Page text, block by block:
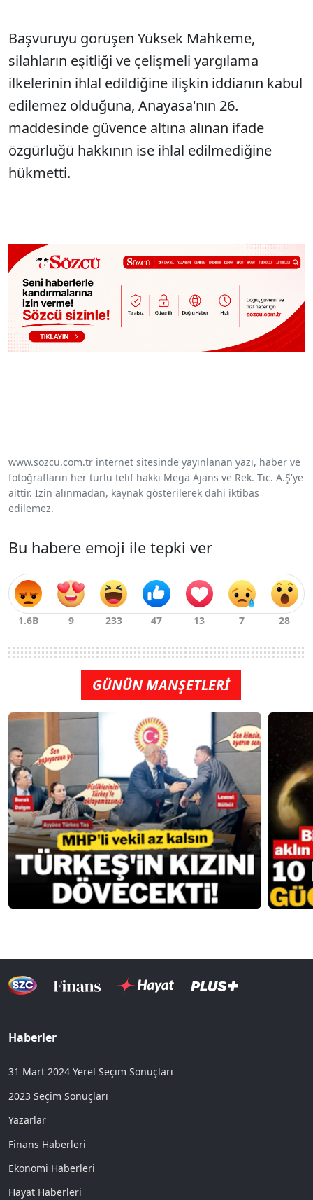
Başvuruyu görüşen Yüksek Mahkeme,
silahların eşitliği ve çelişmeli yargılama
ilkelerinin ihlal edildiğine ilişkin iddianın kabul
edilemez olduğuna, Anayasa'nın 26.
maddesinde güvence altına alınan ifade
özgürlüğü hakkının ise ihlal edilmediğine
hükmetti.
www.sozcu.com.tr internet sitesinde yayınlanan yazı, haber ve
fotoğrafların her türlü telif hakkı Mega Ajans ve Rek. Tic. A.Ş'ye
aittir. İzin alınmadan, kaynak gösterilerek dahi iktibas
edilemez.
Bu habere emoji ile tepki ver
GÜNÜN MANŞETLERİ
Haberler
31 Mart 2024 Yerel Seçim Sonuçları
2023 Seçim Sonuçları
Yazarlar
Finans Haberleri
Ekonomi Haberleri
Hayat Haberleri